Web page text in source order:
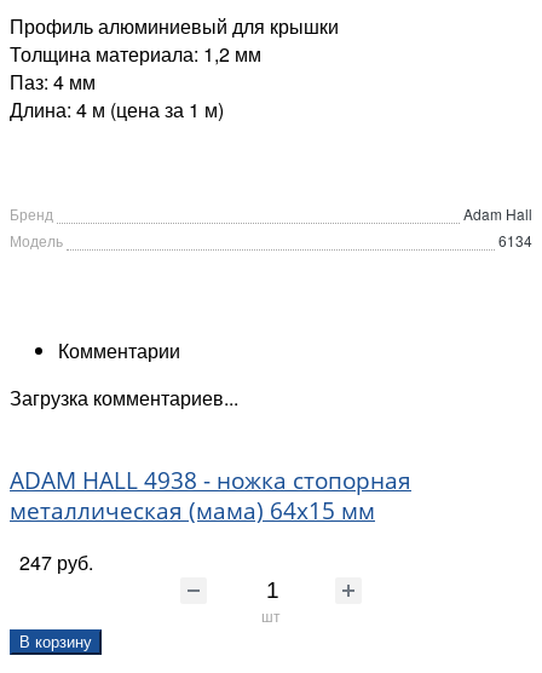
Профиль алюминиевый для крышки
Толщина материала: 1,2 мм
Паз: 4 мм
Длина: 4 м (цена за 1 м)
Бренд
Adam Hall
Модель
6134
Комментарии
Загрузка комментариев...
ADAM HALL 4938 - ножка стопорная
металлическая (мама) 64х15 мм
247 руб.
шт
В корзину